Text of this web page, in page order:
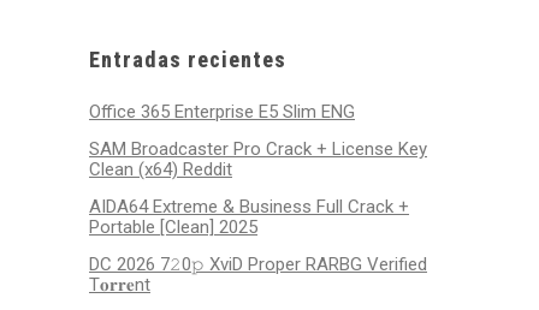
Entradas recientes
Office 365 Enterprise E5 Slim ENG
SAM Broadcaster Pro Crack + License Key
Clean (x64) Reddit
AIDA64 Extreme & Business Full Crack +
Portable [Clean] 2025
DC 2026 7𝟸0𝚙 XviD Proper RARBG Verified
T𝐨𝐫𝐫𝐞nt